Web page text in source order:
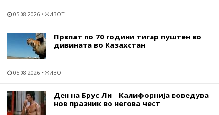
05.08.2026 ЖИВОТ
Првпат по 70 години тигар пуштен во
дивината во Казахстан
05.08.2026 ЖИВОТ
Ден на Брус Ли - Калифорнија воведува
нов празник во негова чест